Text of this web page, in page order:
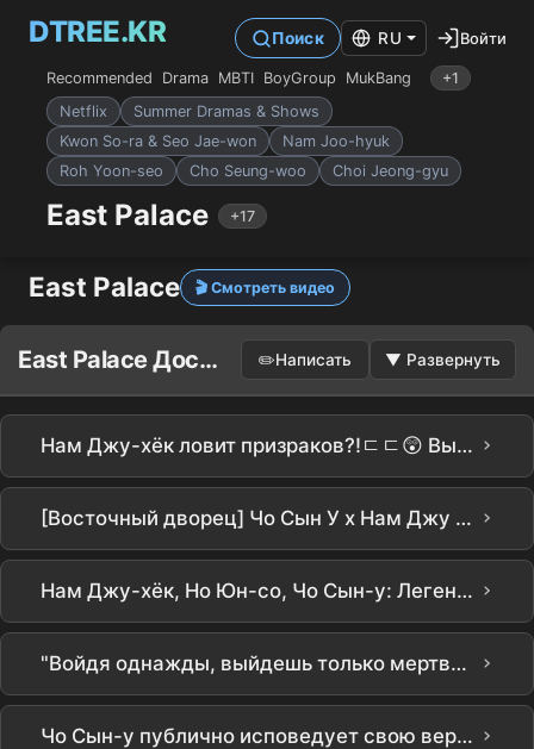
DTREE.KR
Recommended Drama MBTI BoyGroup MukBang
+1
Netflix
Summer Dramas & Shows
Kwon So-ra & Seo Jae-won
Nam Joo-hyuk
Roh Yoon-seo
Cho Seung-woo Choi Jeong-gyu
East Palace +17
Поиск RU Войти
East Palace 🎬 Смотреть видео
East Palace Доска объявлений ✏️Написать ▼ Развернуть
Нам Джу-хёк ловит призраков?!ㄷㄷ😲 Вышел тизер-трейлер Netflix [Донгун] #남주혁 #노윤서 #조승우 #장영남 #namjoohyuk ›
[Восточный дворец] Чо Сын У x Нам Джу Хёк порвали.. Мурашки по коже деталиㄷㄷ Новый релиз Netflix [Восточный дворец] подробный анализ тизера! В этом есть все самое интересное, не так ли??? #the east palace #netflix ›
Нам Джу-хёк, Но Юн-со, Чо Сын-у: Легендарный состав! Оккультная историческая дорама Netflix «Донгун» выходит 17 числа следующего месяца #Донгун #Netflix #НамДжуХёк #НоЮнСо #ЧоСынУ ›
"Войдя однажды, выйдешь только мертвым."...Какова истинная сущность проклятого дворца 'Донгун', названного Нам Джу Хёком X Но Юн Со и Чо Сын У? ›
Чо Сын-у публично исповедует свою веру [THE GOD I MET | Бог, в которого я верю] ›